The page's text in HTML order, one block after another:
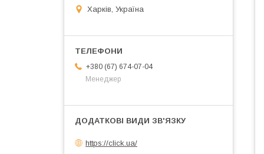
Харків, Україна
+380 (67) 674-07-04
Менеджер
https://click.ua/